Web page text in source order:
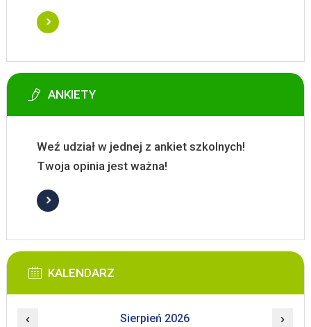
ANKIETY
Weź udział w jednej z ankiet szkolnych!
Twoja opinia jest ważna!
KALENDARZ
‹ Sierpień 2026 ›